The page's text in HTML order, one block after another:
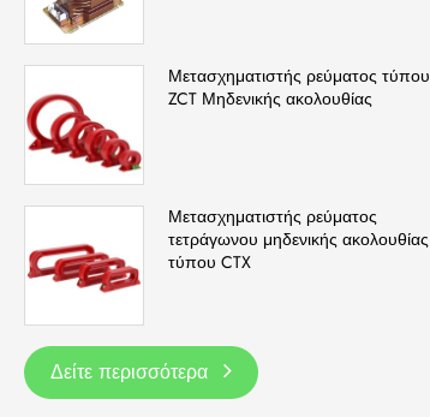
Μετασχηματιστής ρεύματος τύπου
ZCT Μηδενικής ακολουθίας
Μετασχηματιστής ρεύματος
τετράγωνου μηδενικής ακολουθίας
τύπου CTX
Δείτε περισσότερα